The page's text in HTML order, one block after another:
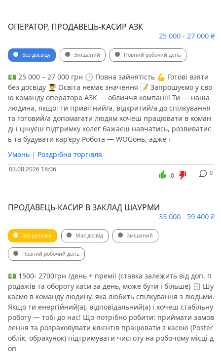
ОПЕРАТОР, ПРОДАВЕЦЬ-КАСИР АЗК
25 000 - 27 000 ₴
Без досвіду Змішаний Повний робочий день
💵 25 000 – 27 000 грн 🕑 Повна зайнятість 💪 Готові взяти
без досвіду 👨‍🎓 Освіта немає значення 📝 Запрошуємо у сво
ю команду оператора АЗК — обличчя компанії! Ти — наша
людина, якщо: ти привітний/а, відкритий/а до спілкування
та готовий/а допомагати людям хочеш працювати в коман
ді і цінуєш підтримку колег бажаєш навчатись, розвиватис
ь та будувати кар'єру Робота — WOGонь, адже т
Умань | Роздрібна торгівля
03.08.2026 18:06 0
0
ПРОДАВЕЦЬ-КАСИР В ЗАКЛАД ШАУРМИ
33 000 - 59 400 ₴
Без резюме Має досвід Змішаний
Повний робочий день
💵 1500- 2700грн /день + премії (ставка залежить від доп. п
родажів та обороту каси за день, може бути і більше) 📋 Шу
каємо в команду людину, яка любить спілкування з людьми.
Якщо ти енергійний(а), відповідальний(а) і хочеш стабільну
роботу — тобі до нас! Що потрібно робити: приймати замов
лення та розраховувати клієнтів працювати з касою (Poster
облік, обрахунок) підтримувати чистоту на робочому місці д
оп